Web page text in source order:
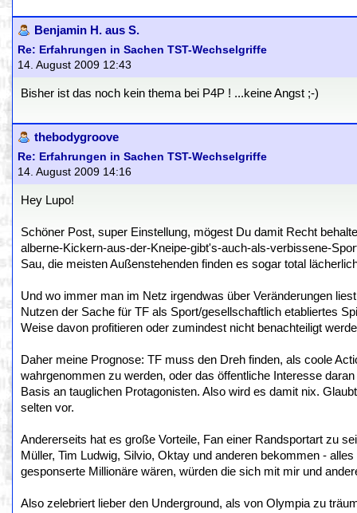
Benjamin H. aus S.
Re: Erfahrungen in Sachen TST-Wechselgriffe
14. August 2009 12:43
Bisher ist das noch kein thema bei P4P ! ...keine Angst ;-)
thebodygroove
Re: Erfahrungen in Sachen TST-Wechselgriffe
14. August 2009 14:16
Hey Lupo!
Schöner Post, super Einstellung, mögest Du damit Recht
alberne-Kickern-aus-der-Kneipe-gibt's-auch-als-verbissene-
Sau, die meisten Außenstehenden finden es sogar total
Und wo immer man im Netz irgendwas über Veränderungen
Nutzen der Sache für TF als Sport/gesellschaftlich etabliertes
Weise davon profitieren oder zumindest nicht benachteiligt
Daher meine Prognose: TF muss den Dreh finden, als coole
wahrgenommen zu werden, oder das öffentliche Interesse
Basis an tauglichen Protagonisten. Also wird es damit nix.
selten vor.
Andererseits hat es große Vorteile, Fan einer Randsportart zu
Müller, Tim Ludwig, Silvio, Oktay und anderen bekommen -
gesponserte Millionäre wären, würden die sich mit mir und
Also zelebriert lieber den Underground, als von Olympia zu